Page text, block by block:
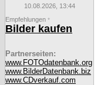
10.08.2026, 13:44
Empfehlungen *
Bilder kaufen
Partnerseiten:
www.FOTOdatenbank.org
www.BilderDatenbank.biz
www.CDverkauf.com